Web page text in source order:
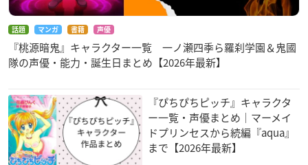
話題 マンガ 書籍 声優
『桃源暗鬼』キャラクター一覧 一ノ瀬四季ら羅刹学園＆鬼國
隊の声優・能力・誕生日まとめ【2026年最新】
『ぴちぴちピッチ』キャラクタ
ー一覧・声優まとめ｜マーメイ
ドプリンセスから続編『aqua』
まで【2026年最新】